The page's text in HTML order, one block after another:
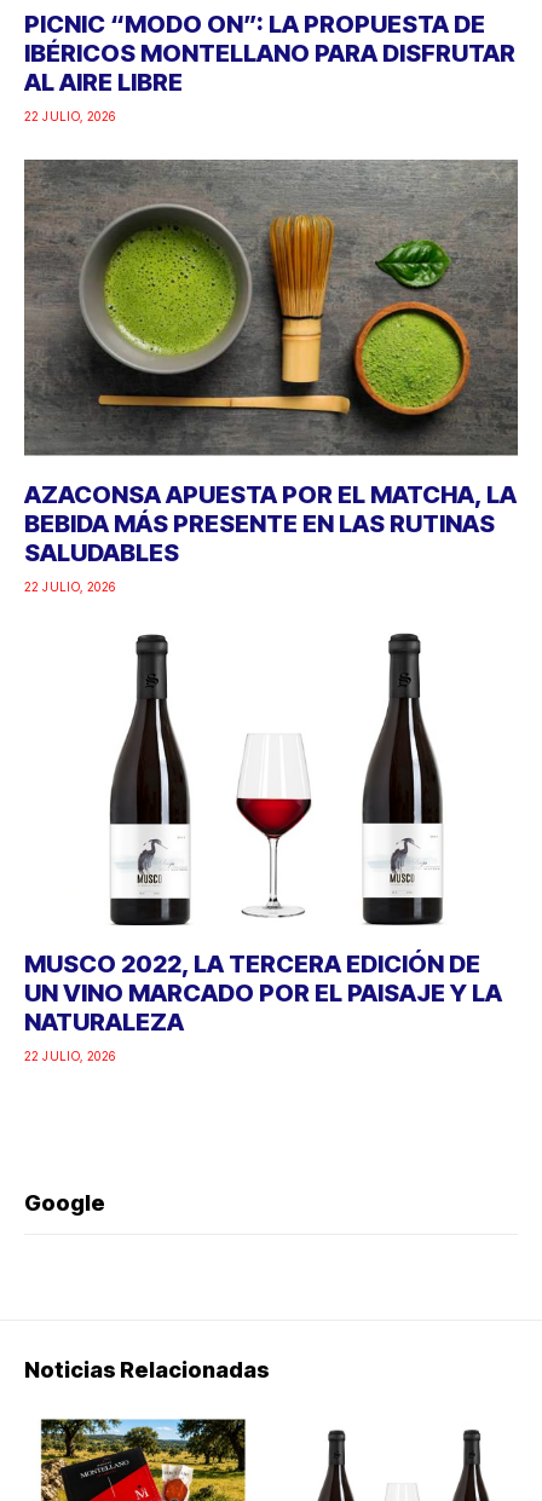
PICNIC “MODO ON”: LA PROPUESTA DE
IBÉRICOS MONTELLANO PARA DISFRUTAR
AL AIRE LIBRE
22 JULIO, 2026
AZACONSA APUESTA POR EL MATCHA, LA
BEBIDA MÁS PRESENTE EN LAS RUTINAS
SALUDABLES
22 JULIO, 2026
MUSCO 2022, LA TERCERA EDICIÓN DE
UN VINO MARCADO POR EL PAISAJE Y LA
NATURALEZA
22 JULIO, 2026
Google
Noticias Relacionadas